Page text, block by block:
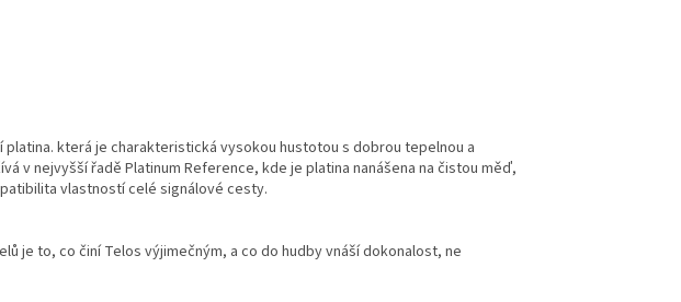
která je charakteristická vysokou hustotou s dobrou tepelnou a
v nejvyšší řadě Platinum Reference, kde je platina nanášena na čistou měď,
vlastností celé signálové cesty.
je to, co činíTelos výjimečným, a co do hudby vnáší dokonalost, ne